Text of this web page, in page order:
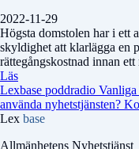
2022-11-29
Högsta domstolen har i ett
skyldighet att klarlägga en
rättegångskostnad innan ett
Läs
Lexbase poddradio
använda nyhetstjänsten?
Lex base
Allmänhetens Nyhetstjänst